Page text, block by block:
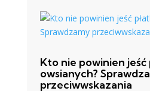
Kto nie powinien jeść
owsianych?
przeciwwskazania